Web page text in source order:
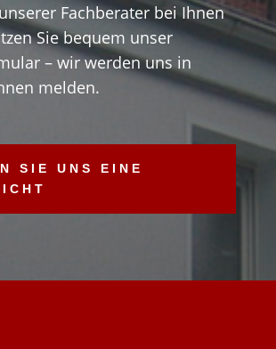
Fachberater bei Ihnen
Sie bequem unser
– wir werden uns in
melden.
SIE UNS EINE